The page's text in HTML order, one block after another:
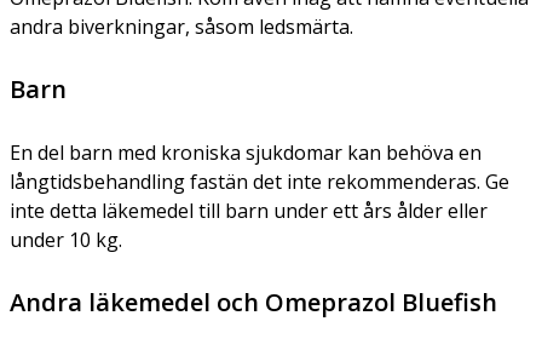
andra biverkningar, såsom ledsmärta.
Barn
En del barn med kroniska sjukdomar kan behöva en
långtidsbehandling fastän det inte rekommenderas. Ge
inte detta läkemedel till barn under ett års ålder eller
under 10 kg.
Andra läkemedel och Omeprazol Bluefish